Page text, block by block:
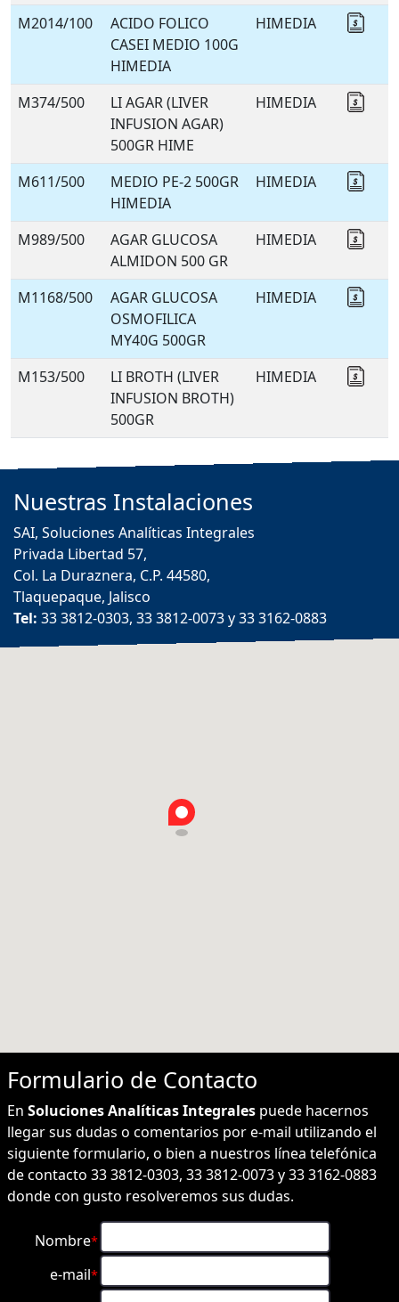
M2014/100
ACIDO FOLICO
CASEI MEDIO 100G
HIMEDIA
HIMEDIA
M374/500
LI AGAR (LIVER
INFUSION AGAR)
500GR HIME
HIMEDIA
M611/500
MEDIO PE-2 500GR
HIMEDIA
HIMEDIA
M989/500
AGAR GLUCOSA
ALMIDON 500 GR
HIMEDIA
M1168/500
AGAR GLUCOSA
OSMOFILICA
MY40G 500GR
HIMEDIA
M153/500
LI BROTH (LIVER
INFUSION BROTH)
500GR
HIMEDIA
Nuestras Instalaciones
SAI, Soluciones Analíticas Integrales
Privada Libertad 57,
Col. La Duraznera, C.P. 44580,
Tlaquepaque, Jalisco
Tel: 33 3812-0303, 33 3812-0073 y 33 3162-0883
Formulario de Contacto
En Soluciones Analíticas Integrales puede hacernos
llegar sus dudas o comentarios por e-mail utilizando el
siguiente formulario, o bien a nuestros línea telefónica
de contacto 33 3812-0303, 33 3812-0073 y 33 3162-0883
donde con gusto resolveremos sus dudas.
Nombre*
e-mail*